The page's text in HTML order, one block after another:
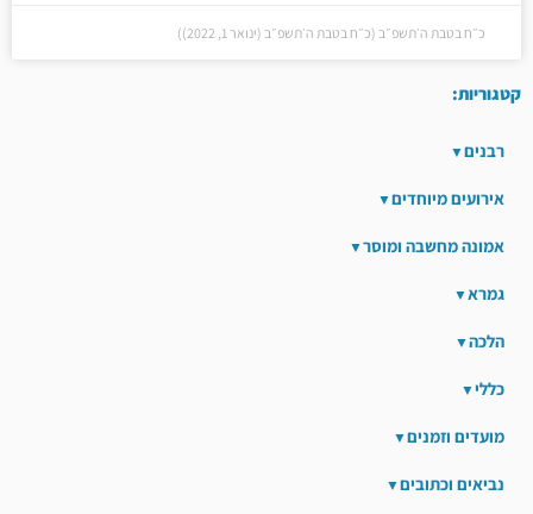
כ״ח בטבת ה׳תשפ״ב (כ״ח בטבת ה׳תשפ״ב (ינואר 1, 2022))
קטגוריות:
רבנים
אירועים מיוחדים
אמונה מחשבה ומוסר
גמרא
הלכה
כללי
מועדים וזמנים
נביאים וכתובים